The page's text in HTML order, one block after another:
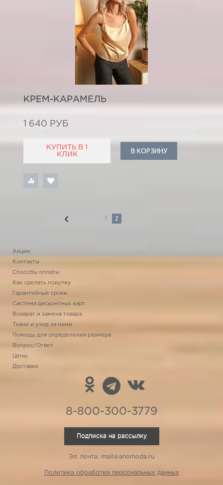
КРЕМ-КАРАМЕЛЬ
1 640 РУБ
КУПИТЬ В 1
КЛИК
В КОРЗИНУ
2
Акции
Контакты
Способы оплаты
Как сделать покупку
Гарантийные сроки
Система дисконтных карт
Возврат и замена товара
Ткани и уход за ними
Помощь для определения размера
Вопрос/Ответ
Цены
Доставка
8-800-300-3779
Подписка на рассылку
Эл. почта: mail@anomoda.ru
Политика обработки персональных данных